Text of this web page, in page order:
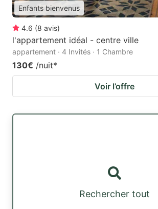
Enfants bienvenus
4.6 (8 avis)
l'appartement idéal - centre ville
appartement · 4 Invités · 1 Chambre
130€ /nuit*
Voir l’offre
Rechercher tout